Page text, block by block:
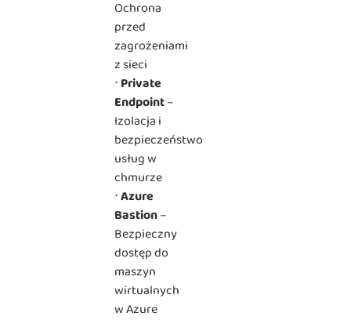
Ochrona
przed
zagrożeniami
z sieci
⋅ Private
Endpoint–
Izolacja i
bezpieczeństwo
usług w
chmurze
⋅Azure
Bastion–
Bezpieczny
dostęp do
maszyn
wirtualnych
w Azure